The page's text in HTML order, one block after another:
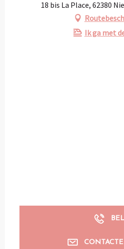
18 bis La Place, 62380
Ik ga met
BEL